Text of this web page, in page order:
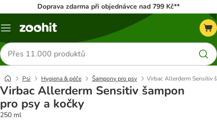
Doprava zdarma při objednávce nad 799 Kč**
Menu
Hledat
produkty
Psi Hygiena & péče Šampony pro psy Virbac Allerderm Sensitiv
Virbac Allerderm Sensitiv šampon
pro psy a kočky
250 ml